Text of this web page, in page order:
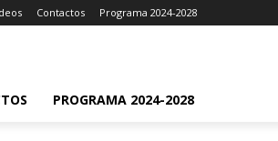
Contactos Programa 2024-2028
PROGRAMA 2024-2028